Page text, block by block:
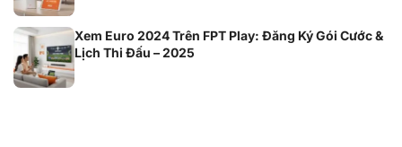
Xem Euro 2024 Trên FPT Play: Đăng Ký Gói Cước &
Lịch Thi Đấu – 2025